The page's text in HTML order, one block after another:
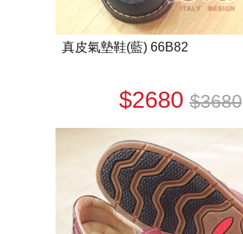
真皮氣墊鞋(藍) 66B82
$2680$3680